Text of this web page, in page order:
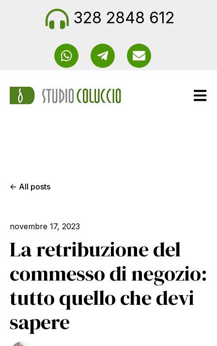
328 2848 612
Apri
All posts
novembre 17, 2023
La retribuzione del
commesso di negozio:
tutto quello che devi
sapere